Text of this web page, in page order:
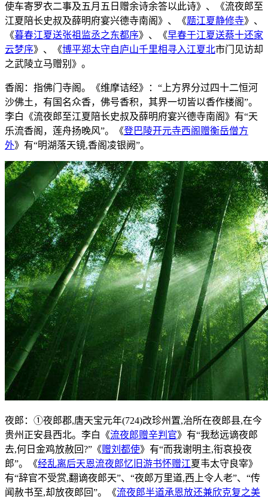
使车寄罗衣二事及五月五日赠余诗余答以此诗》、《流夜郎至
江夏陪长史叔及薛明府宴兴德寺南阁》、《题江夏静修寺》、
《暮春江夏送张祖监丞之东都序》、《早春于江夏送蔡十还家
云梦序》、《博平郑太守自庐山千里相寻入江夏北市门见访却
之武陵立马赠别》。
香阁：指佛门寺阁。《维摩诘经》：“上方界分过四十二恒河
沙佛土，有国名众香，佛号香积，其界一切皆以香作楼阁”。
李白《流夜郎至江夏陪长史叔及薛明府宴兴德寺南阁》有“天
乐流香阁，莲舟扬晚风”。《登巴陵开元寺西阁赠衡岳僧方
外》有“明湖落天镜,香阁凌银阙”。
夜郎：①夜郎郡,唐天宝元年(724)改珍州置,治所在夜郎县,在今
贵州正安县西北。李白《流夜郎赠辛判官》有“我愁远谪夜郎
去,何日金鸡放赦回?”《赠刘都使》有“而我谢明主,衔哀投夜
郎”。《经乱离后天恩流夜郎忆旧游书怀赠江夏韦太守良宰》
有“辞官不受赏,翻谪夜郎天”、“夜郎万里道,西上令人老”、“传
闻赦书至,却放夜郎回”。《流夜郎半道承恩放还兼欣克复之美